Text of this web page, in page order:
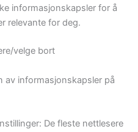
informasjonskapsler for å
relevante for deg.
velge bort
av informasjonskapsler på
De fleste nettlesere